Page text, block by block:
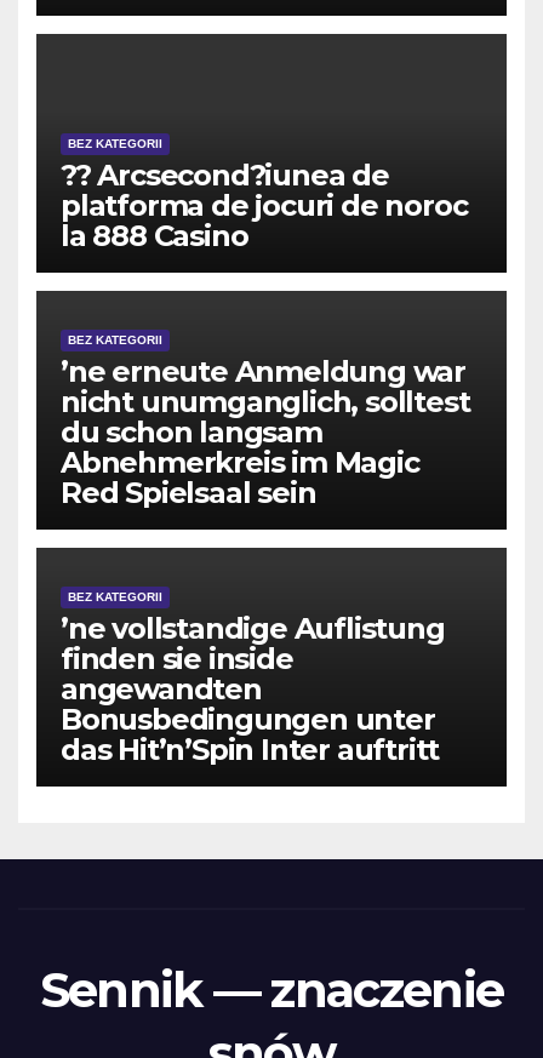
BEZ KATEGORII
?? Arcsecond?iunea de
platforma de jocuri de noroc
la 888 Casino
BEZ KATEGORII
’ne erneute Anmeldung war
nicht unumganglich, solltest
du schon langsam
Abnehmerkreis im Magic
Red Spielsaal sein
BEZ KATEGORII
’ne vollstandige Auflistung
finden sie inside
angewandten
Bonusbedingungen unter
das Hit’n’Spin Inter auftritt
Sennik — znaczenie